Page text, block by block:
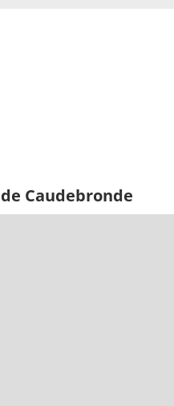
Caudebronde